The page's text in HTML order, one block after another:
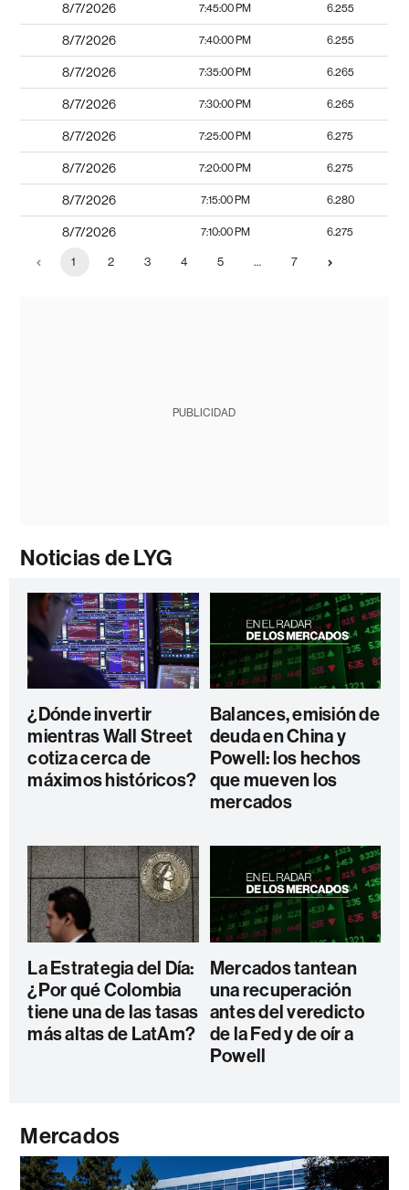
8/7/2026 7:45:00 PM 6.255
8/7/2026 7:40:00 PM 6.255
8/7/2026 7:35:00 PM 6.265
8/7/2026 7:30:00 PM 6.265
8/7/2026 7:25:00 PM 6.275
8/7/2026 7:20:00 PM 6.275
8/7/2026 7:15:00 PM 6.280
8/7/2026 7:10:00 PM 6.275
1 2 3 4 5 … 7
PUBLICIDAD
Noticias de LYG
¿Dónde invertir
mientras Wall Street
cotiza cerca de
máximos históricos?
Balances, emisión de
deuda en China y
Powell: los hechos
que mueven los
mercados
La Estrategia del Día:
¿Por qué Colombia
tiene una de las tasas
más altas de LatAm?
Mercados tantean
una recuperación
antes del veredicto
de la Fed y de oír a
Powell
Mercados